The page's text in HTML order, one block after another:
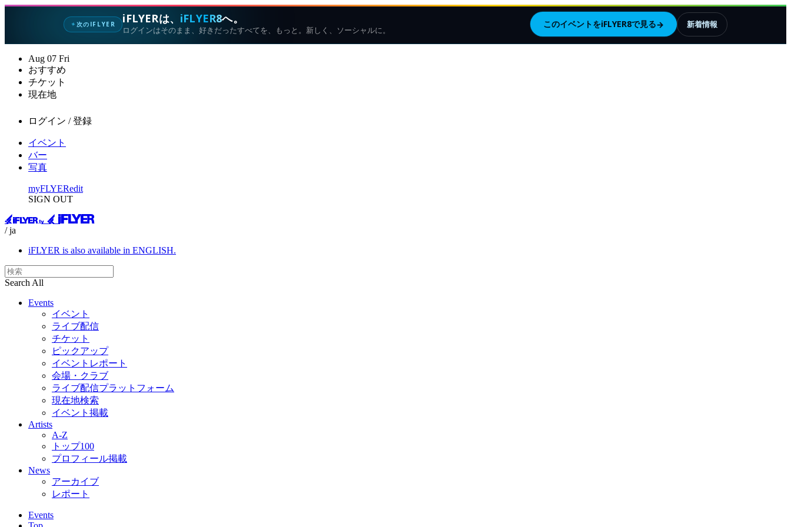
✦次のIFLYER iFLYERは、 iFLYER8へ。
ログインはそのまま、好きだったすべてを、もっと。新しく、ソーシャルに。
このイベントをiFLYER8で見る→ 新着情報
Aug 07 Fri
おすすめ
チケット
現在地
ログイン / 登録
イベント
バー
写真
myFLYERedit
SIGN OUT
/ ja
iFLYER is also available in ENGLISH.
Search All
Events
イベント
ライブ配信
チケット
ピックアップ
イベントレポート
会場・クラブ
ライブ配信プラットフォーム
現在地検索
イベント掲載
Artists
A-Z
トップ100
プロフィール掲載
News
アーカイブ
レポート
Events